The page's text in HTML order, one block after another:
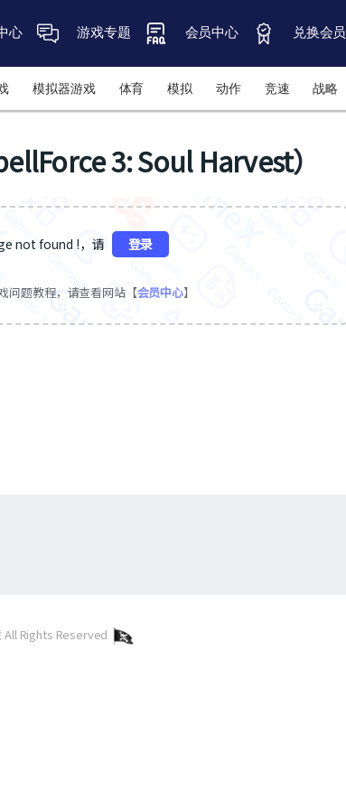
心 游戏专题 会员中心 兑换会员
模拟器游戏 体育 模拟 动作 竞速 战略
3: Soul Harvest）
not found !，请 登录
问题教程，请查看网站【会员中心】
All Rights Reserved